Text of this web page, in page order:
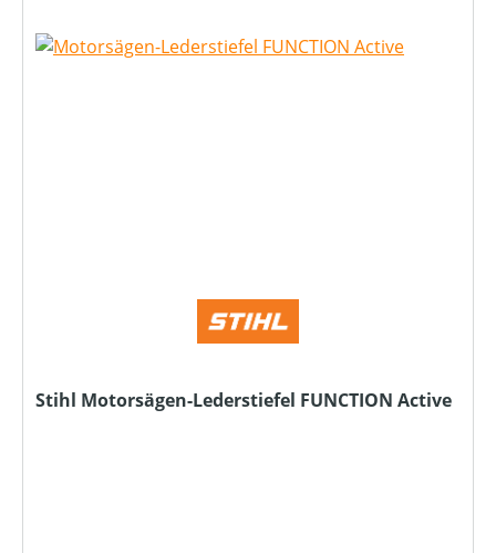
Stihl Motorsägen-Lederstiefel FUNCTION Active